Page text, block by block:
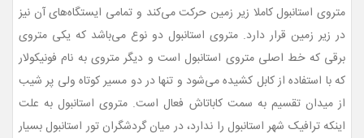
متروی استانبول کاملا زیر زمین حرکت می‌کند و تمامی ایستگاه‌های آن نیز
در زیر زمین قرار دارد. متروی استانبول دو نوع می‌باشد که یکی متروی
برقی که خط اصلی متروی استانبول است و دیگر متروی به نام فونیکولار
که با استفاده از کابل کشیده می‌شود و تنها در دو مسیر کوتاه ولی پر شیب
از میدان تقسیم به سمت کاباتاش فعال است. متروی استانبول به علت
اینکه ترافیک شهر استانبول را ندارد، در میان گردشگران تور استانبول بسیار